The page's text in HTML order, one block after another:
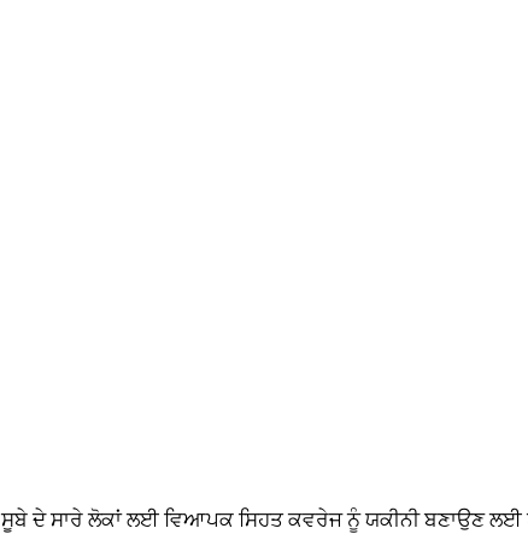
ਦੇ ਸਾਰੇ ਲੋਕਾਂ ਲਈ ਵਿਆਪਕ ਸਿਹਤ ਕਵਰੇਜ ਨੂੰ ਯਕੀਨੀ ਬਣਾਉਣ ਲਈ